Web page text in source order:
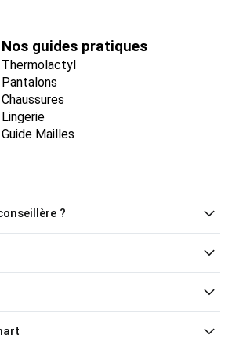
Nos guides pratiques
Thermolactyl
Pantalons
Chaussures
Lingerie
Guide Mailles
?